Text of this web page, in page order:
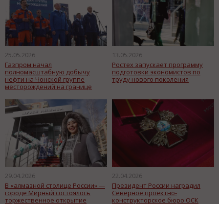
25.05.2026
Газпром начал
полномасштабную добычу
нефти на Чонской группе
месторождений на границе
13.05.2026
Ростех запускает программу
подготовки экономистов по
труду нового поколения
29.04.2026
В «алмазной столице России» —
городе Мирный состоялось
торжественное открытие
22.04.2026
Президент России наградил
Северное проектно-
конструкторское бюро ОСК